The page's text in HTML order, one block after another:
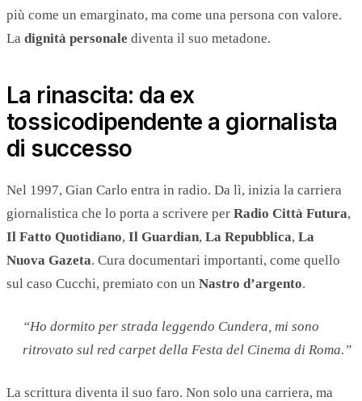
più come un emarginato, ma come una persona con valore.
La dignità personale diventa il suo metadone.
La rinascita: da ex
tossicodipendente a giornalista
di successo
Nel 1997, Gian Carlo entra in radio. Da lì, inizia la carriera
giornalistica che lo porta a scrivere per Radio Città Futura,
Il Fatto Quotidiano, Il Guardian, La Repubblica, La
Nuova Gazeta. Cura documentari importanti, come quello
sul caso Cucchi, premiato con un Nastro d’argento.
“Ho dormito per strada leggendo Cundera, mi sono
ritrovato sul red carpet della Festa del Cinema di Roma.”
La scrittura diventa il suo faro. Non solo una carriera, ma